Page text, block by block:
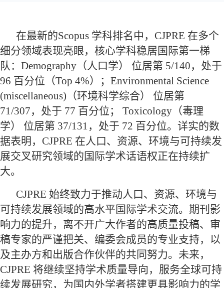
在最新的Scopus 学科排名中，CJPRE 在多个
细分领域表现亮眼，核心学科稳居国际第一梯
队：Demography（人口学） 位居第 5/140，处于
96 百分位（Top 4%）；Environmental Science
(miscellaneous)（环境科学综合） 位居第
71/307，处于 77 百分位； Toxicology（毒理
学） 位居第 37/131，处于 72 百分位。详实的数
据表明，CJPRE 在人口、资源、环境与可持续发
展交叉研究领域的国际学术话语权正在持续扩
大。
CJPRE 始终致力于推动人口、资源、环境与
可持续发展领域的高水平国际学术交流。期刊影
响力的提升，离不开广大作者的高质量投稿、审
稿专家的严谨把关、编委会成员的专业支持，以
及主办方和出版合作伙伴的共同努力。未来，
CJPRE 将继续坚持学术质量导向，服务全球可持
续发展研究，为国内外学者搭建更具影响力的学